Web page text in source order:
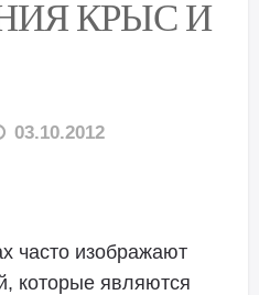
КРЫС И
03.10.2012
часто изображают
которые являются